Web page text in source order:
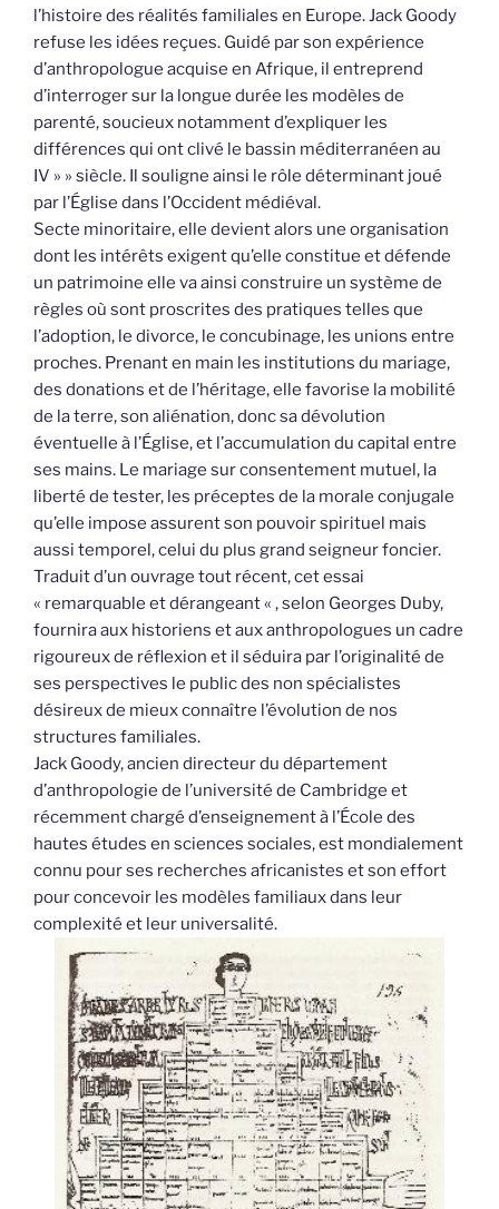
l’histoire des réalités familiales en Europe. Jack Goody
refuse les idées reçues. Guidé par son expérience
d’anthropologue acquise en Afrique, il entreprend
d’interroger sur la longue durée les modèles de
parenté, soucieux notamment d’expliquer les
différences qui ont clivé le bassin méditerranéen au
IV » » siècle. Il souligne ainsi le rôle déterminant joué
par l’Église dans l’Occident médiéval.
Secte minoritaire, elle devient alors une organisation
dont les intérêts exigent qu’elle constitue et défende
un patrimoine elle va ainsi construire un système de
règles où sont proscrites des pratiques telles que
l’adoption, le divorce, le concubinage, les unions entre
proches. Prenant en main les institutions du mariage,
des donations et de l’héritage, elle favorise la mobilité
de la terre, son aliénation, donc sa dévolution
éventuelle à l’Église, et l’accumulation du capital entre
ses mains. Le mariage sur consentement mutuel, la
liberté de tester, les préceptes de la morale conjugale
qu’elle impose assurent son pouvoir spirituel mais
aussi temporel, celui du plus grand seigneur foncier.
Traduit d’un ouvrage tout récent, cet essai
« remarquable et dérangeant « , selon Georges Duby,
fournira aux historiens et aux anthropologues un cadre
rigoureux de réflexion et il séduira par l’originalité de
ses perspectives le public des non spécialistes
désireux de mieux connaître l’évolution de nos
structures familiales.
Jack Goody, ancien directeur du département
d’anthropologie de l’université de Cambridge et
récemment chargé d’enseignement à l’École des
hautes études en sciences sociales, est mondialement
connu pour ses recherches africanistes et son effort
pour concevoir les modèles familiaux dans leur
complexité et leur universalité.